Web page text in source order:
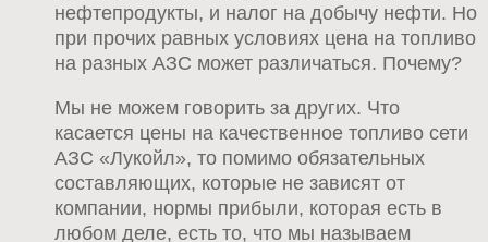
нефтепродукты, и налог на добычу нефти. Но
при прочих равных условиях цена на топливо
на разных АЗС может различаться. Почему?
Мы не можем говорить за других. Что
касается цены на качественное топливо сети
АЗС «Лукойл», то помимо обязательных
составляющих, которые не зависят от
компании, нормы прибыли, которая есть в
любом деле, есть то, что мы называем